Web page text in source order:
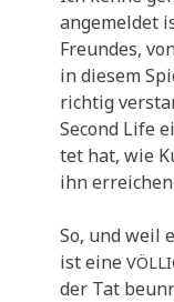
ange­mel­det
Freun­des,
in die­sem
rich­tig
Second Life
tet hat, wie
ihn
So, und weil
ist eine
der Tat